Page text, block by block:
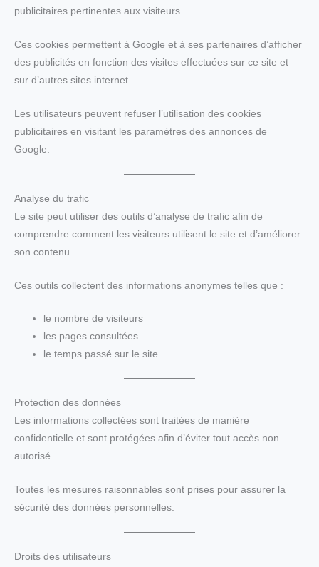
publicitaires pertinentes aux visiteurs.
Ces cookies permettent à Google et à ses partenaires d’afficher
des publicités en fonction des visites effectuées sur ce site et
sur d’autres sites internet.
Les utilisateurs peuvent refuser l’utilisation des cookies
publicitaires en visitant les paramètres des annonces de
Google.
Analyse du trafic
Le site peut utiliser des outils d’analyse de trafic afin de
comprendre comment les visiteurs utilisent le site et d’améliorer
son contenu.
Ces outils collectent des informations anonymes telles que :
le nombre de visiteurs
les pages consultées
le temps passé sur le site
Protection des données
Les informations collectées sont traitées de manière
confidentielle et sont protégées afin d’éviter tout accès non
autorisé.
Toutes les mesures raisonnables sont prises pour assurer la
sécurité des données personnelles.
Droits des utilisateurs